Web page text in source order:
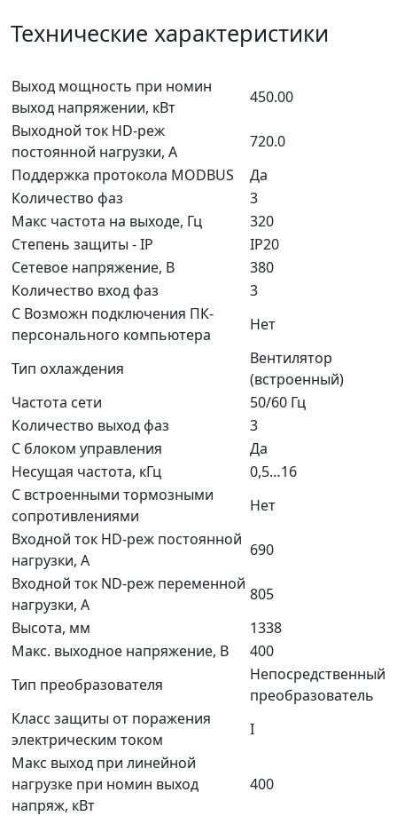
Технические характеристики
Выход мощность при номин
выход напряжении, кВт
450.00
Выходной ток HD-реж
постоянной нагрузки, А
720.0
Поддержка протокола MODBUS
Да
Количество фаз
3
Макс частота на выходе, Гц
320
Степень защиты - IP
IP20
Сетевое напряжение, В
380
Количество вход фаз
3
С Возможн подключения ПК-
персонального компьютера
Нет
Тип охлаждения
Вентилятор
(встроенный)
Частота сети
50/60 Гц
Количество выход фаз
3
С блоком управления
Да
Несущая частота, кГц
0,5…16
С встроенными тормозными
сопротивлениями
Нет
Входной ток HD-реж постоянной
нагрузки, А
690
Входной ток ND-реж переменной
нагрузки, А
805
Высота, мм
1338
Макс. выходное напряжение, В
400
Тип преобразователя
Непосредственный
преобразователь
Класс защиты от поражения
электрическим током
I
Макс выход при линейной
нагрузке при номин выход
напряж, кВт
400